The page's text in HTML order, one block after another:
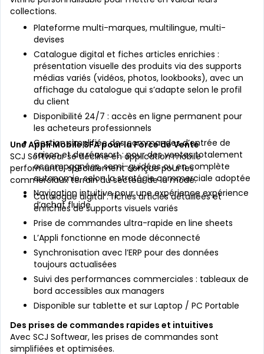
collections.
Plateforme multi-marques, multilingue, multi-
devises
Catalogue digital et fiches articles enrichies :
présentation visuelle des produits via des supports
médias variés (vidéos, photos, lookbooks), avec un
affichage du catalogue qui s’adapte selon le profil
du client
Disponibilité 24/7 : accès en ligne permanent pour
les acheteurs professionnels
Gestion simplifiée des commandes d’entrée de
saison et de réassort : pour des ventes totalement
accompagnées, semi-guidées ou en complète
autonomie, selon la stratégie commerciale adoptée
Navigation intuitive pour une expérience expérience
d’achat fluide
Une Appli Mobile SFA pour la Force de Vente
SCJ Softwear se décline en application mobile
performante, spécialement conçue pour les
commerciaux terrain du secteur de la mode.
Catalogue digital : fiches articles détaillées et
enrichies de supports visuels variés
Prise de commandes ultra-rapide en line sheets
L’Appli fonctionne en mode déconnecté
Synchronisation avec l’ERP pour des données
toujours actualisées
Suivi des performances commerciales : tableaux de
bord accessibles aux managers
Disponible sur tablette et sur Laptop / PC Portable
Des prises de commandes rapides et intuitives
Avec SCJ Softwear, les prises de commandes sont
simplifiées et optimisées.